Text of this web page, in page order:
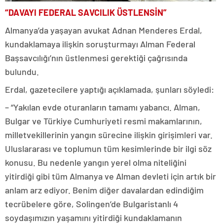
“DAVAYI FEDERAL SAVCILIK ÜSTLENSİN”
Almanya’da yaşayan avukat Adnan Menderes Erdal,
kundaklamaya ilişkin soruşturmayı Alman Federal
Başsavcılığı’nın üstlenmesi gerektiği çağrısında
bulundu.
Erdal, gazetecilere yaptığı açıklamada, şunları söyledi:
– “Yakılan evde oturanların tamamı yabancı. Alman,
Bulgar ve Türkiye Cumhuriyeti resmi makamlarının,
milletvekillerinin yangın sürecine ilişkin girişimleri var.
Uluslararası ve toplumun tüm kesimlerinde bir ilgi söz
konusu. Bu nedenle yangın yerel olma niteliğini
yitirdiği gibi tüm Almanya ve Alman devleti için artık bir
anlam arz ediyor. Benim diğer davalardan edindiğim
tecrübelere göre, Solingen’de Bulgaristanlı 4
soydaşımızın yaşamını yitirdiği kundaklamanın